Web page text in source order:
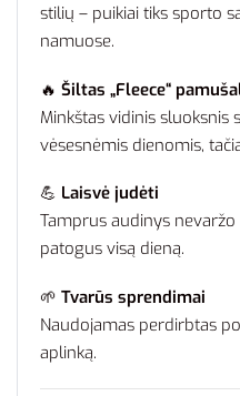
stilių – puikiai tiks sporto
namuose.
🔥 Šiltas „Fleece“
Minkštas vidinis
vėsesnėmis dienomis,
💪 Laisvė judėti
Tamprus audinys
patogus visą dieną.
🌱 Tvarūs sprendimai
Naudojamas perdirbtas
aplinką.